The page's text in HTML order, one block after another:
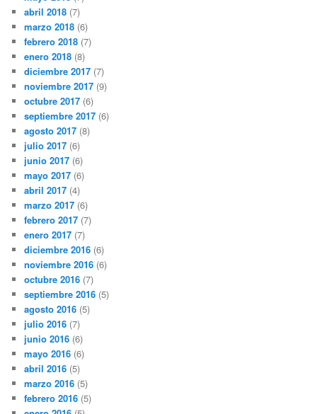
abril 2018 (7)
marzo 2018 (6)
febrero 2018 (7)
enero 2018 (8)
diciembre 2017 (7)
noviembre 2017 (9)
octubre 2017 (6)
septiembre 2017 (6)
agosto 2017 (8)
julio 2017 (6)
junio 2017 (6)
mayo 2017 (6)
abril 2017 (4)
marzo 2017 (6)
febrero 2017 (7)
enero 2017 (7)
diciembre 2016 (6)
noviembre 2016 (6)
octubre 2016 (7)
septiembre 2016 (5)
agosto 2016 (5)
julio 2016 (7)
junio 2016 (6)
mayo 2016 (6)
abril 2016 (5)
marzo 2016 (5)
febrero 2016 (5)